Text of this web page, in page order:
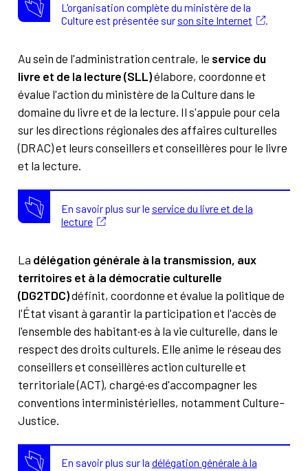
L'organisation complète du ministère de la
Culture est présentée sur son site Internet .
Au sein de l'administration centrale, le service du
livre et de la lecture (SLL)élabore, coordonne et
évalue l'action du ministère de la Culture dans le
domaine du livre et de la lecture. Il s'appuie pour cela
sur les directions régionales des affaires culturelles
(DRAC) et leurs conseillers et conseillères pour le livre
et la lecture.
En savoir plus sur le service du livre et de la
lecture
La délégation générale à la transmission, aux
territoires et à la démocratie culturelle
(DG2TDC)définit, coordonne et évalue la politique de
l'État visant à garantir la participation et l'accès de
l'ensemble des habitant·es à la vie culturelle, dans le
respect des droits culturels. Elle anime le réseau des
conseillers et conseillères action culturelle et
territoriale (ACT), chargé·es d'accompagner les
conventions interministérielles, notamment Culture-
Justice.
En savoir plus sur la délégation générale à la